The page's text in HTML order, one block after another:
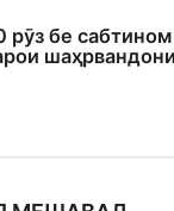
рӯз бе